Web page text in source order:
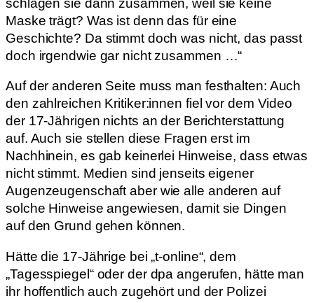
Maske trägt? Was ist denn das für eine
Geschichte? Da stimmt doch was nicht, das passt
doch irgendwie gar nicht zusammen …“
Auf der anderen Seite muss man festhalten: Auch
den zahlreichen Kritiker:innen fiel vor dem Video
der 17-Jährigen nichts an der Berichterstattung
auf. Auch sie stellen diese Fragen erst im
Nachhinein, es gab keinerlei Hinweise, dass etwas
nicht stimmt. Medien sind jenseits eigener
Augenzeugenschaft aber wie alle anderen auf
solche Hinweise angewiesen, damit sie Dingen
auf den Grund gehen können.
Hätte die 17-Jährige bei „t-online“, dem
„Tagesspiegel“ oder der dpa angerufen, hätte man
ihr hoffentlich auch zugehört und der Polizei